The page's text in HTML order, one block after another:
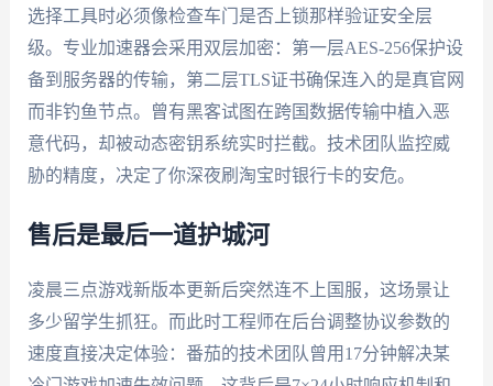
选择工具时必须像检查车门是否上锁那样验证安全层
级。专业加速器会采用双层加密：第一层AES-256保护设
备到服务器的传输，第二层TLS证书确保连入的是真官网
而非钓鱼节点。曾有黑客试图在跨国数据传输中植入恶
意代码，却被动态密钥系统实时拦截。技术团队监控威
胁的精度，决定了你深夜刷淘宝时银行卡的安危。
售后是最后一道护城河
凌晨三点游戏新版本更新后突然连不上国服，这场景让
多少留学生抓狂。而此时工程师在后台调整协议参数的
速度直接决定体验：番茄的技术团队曾用17分钟解决某